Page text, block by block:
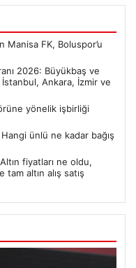
Manisa FK, Boluspor’u
2026: Büyükbaş ve
Ankara, İzmir ve
yönelik işbirliği
ünlü ne kadar bağış
fiyatları ne oldu,
tam altın alış satış